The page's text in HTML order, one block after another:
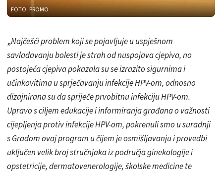
FOTO: PROMO
„Najčešći problem koji se pojavljuje u uspješnom
savladavanju bolesti je strah od nuspojava cjepiva, no
postojeća cjepiva pokazala su se izrazito sigurnima i
učinkovitima u sprječavanju infekcije HPV-om, odnosno
dizajnirana su da spriječe prvobitnu infekciju HPV-om.
Upravo s ciljem edukacije i informiranja građana o važnosti
cijepljenja protiv infekcije HPV-om, pokrenuli smo u suradnji
s Gradom ovaj program u čijem je osmišljavanju i provedbi
uključen velik broj stručnjaka iz područja ginekologije i
opstetricije, dermatovenerologije, školske medicine te